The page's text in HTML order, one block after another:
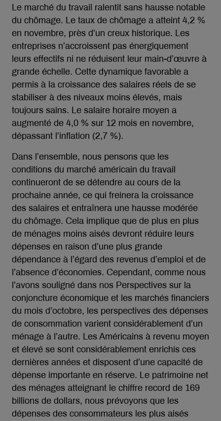
Le marché du travail ralentit sans hausse notable
du chômage. Le taux de chômage a atteint 4,2 %
en novembre, près d’un creux historique. Les
entreprises n’accroissent pas énergiquement
leurs effectifs ni ne réduisent leur main-d’œuvre à
grande échelle. Cette dynamique favorable a
permis à la croissance des salaires réels de se
stabiliser à des niveaux moins élevés, mais
toujours sains. Le salaire horaire moyen a
augmenté de 4,0 % sur 12 mois en novembre,
dépassant l’inflation (2,7 %).
Dans l’ensemble, nous pensons que les
conditions du marché américain du travail
continueront de se détendre au cours de la
prochaine année, ce qui freinera la croissance
des salaires et entraînera une hausse modérée
du chômage. Cela implique que de plus en plus
de ménages moins aisés devront réduire leurs
dépenses en raison d’une plus grande
dépendance à l’égard des revenus d’emploi et de
l’absence d’économies. Cependant, comme nous
l’avons souligné dans nos Perspectives sur la
conjoncture économique et les marchés financiers
du mois d’octobre, les perspectives des dépenses
de consommation varient considérablement d’un
ménage à l’autre. Les Américains à revenu moyen
et élevé se sont considérablement enrichis ces
dernières années et disposent d’une capacité de
dépense importante en réserve. Le patrimoine net
des ménages atteignant le chiffre record de 169
billions de dollars, nous prévoyons que les
dépenses des consommateurs les plus aisés